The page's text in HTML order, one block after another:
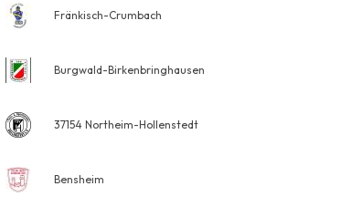
Fränkisch-Crumbach
Burgwald-Birkenbringhausen
37154 Northeim-Hollenstedt
Bensheim